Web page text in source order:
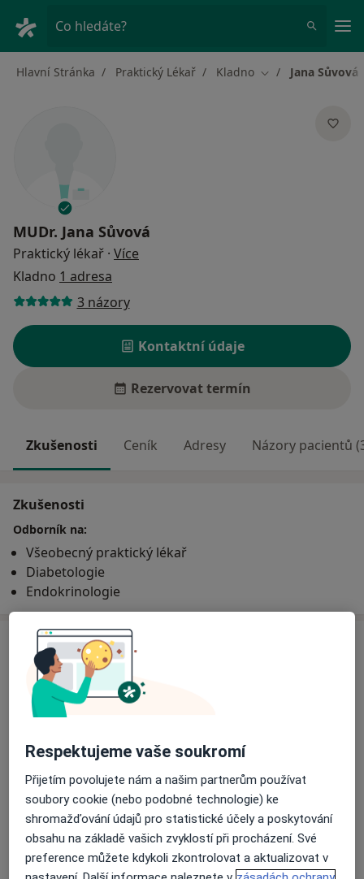
Co hledáte?
Hlavní Stránka Praktický Lékař Kladno Změna města
Jana Sůvová
MUDr. Jana Sůvová
Praktický lékař · Více
Kladno 1 adresa
3 názory
Kontaktní údaje
Rezervovat termín
Zkušenosti Ceník Adresy Názory pacientů
Zkušenosti
Odborník na:
Všeobecný praktický lékař
Diabetologie
Endokrinologie
Služby a ceník služeb
Celkové vyšetření
Detaily
Detaily
Fyzikální vyšetření
Detaily
Měření krevního tlaku
Respektujeme vaše soukromí
Přijetím povolujete nám a našim partnerům používat
soubory cookie (nebo podobné technologie) ke
shromažďování údajů pro statistické účely a poskytování
obsahu na základě vašich zvyklostí při procházení. Své
preference můžete kdykoli zkontrolovat a aktualizovat v